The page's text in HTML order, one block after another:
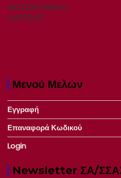
ΝΟΣΟΚΟΜΕΙΟ
ΛΑΡΙΣΑΣ
Μενού Μελών
Εγγραφή
Επαναφορά Κωδικού
Login
Newsletter ΣΑ/